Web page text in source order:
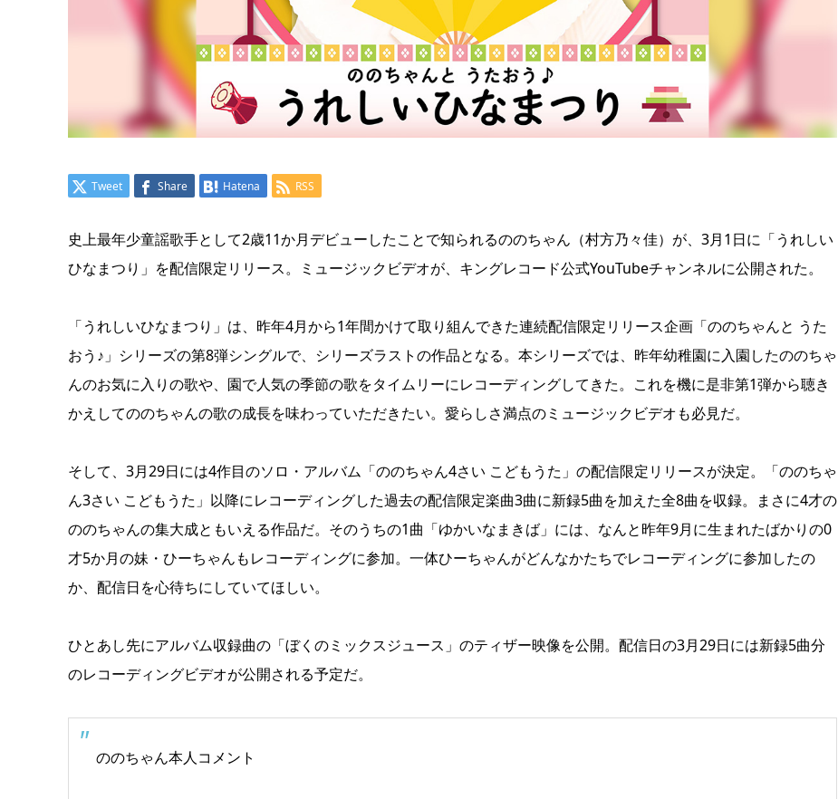
Tweet Share Hatena RSS
史上最年少童謡歌手として2歳11か月デビューしたことで知られるののちゃん（村方乃々佳）が、3月1日に「うれしい
ひなまつり」を配信限定リリース。ミュージックビデオが、キングレコード公式YouTubeチャンネルに公開された。
「うれしいひなまつり」は、昨年4月から1年間かけて取り組んできた連続配信限定リリース企画「ののちゃんと うた
おう♪」シリーズの第8弾シングルで、シリーズラストの作品となる。本シリーズでは、昨年幼稚園に入園したののちゃ
んのお気に入りの歌や、園で人気の季節の歌をタイムリーにレコーディングしてきた。これを機に是非第1弾から聴き
かえしてののちゃんの歌の成長を味わっていただきたい。愛らしさ満点のミュージックビデオも必見だ。
そして、3月29日には4作目のソロ・アルバム「ののちゃん4さい こどもうた」の配信限定リリースが決定。「ののちゃ
ん3さい こどもうた」以降にレコーディングした過去の配信限定楽曲3曲に新録5曲を加えた全8曲を収録。まさに4才の
ののちゃんの集大成ともいえる作品だ。そのうちの1曲「ゆかいなまきば」には、なんと昨年9月に生まれたばかりの0
才5か月の妹・ひーちゃんもレコーディングに参加。一体ひーちゃんがどんなかたちでレコーディングに参加したの
か、配信日を心待ちにしていてほしい。
ひとあし先にアルバム収録曲の「ぼくのミックスジュース」のティザー映像を公開。配信日の3月29日には新録5曲分
のレコーディングビデオが公開される予定だ。
ののちゃん本人コメント